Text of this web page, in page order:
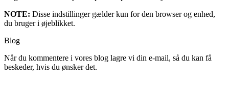
NOTE: Disse indstillinger gælder kun for den browser og enhed,
du bruger i øjeblikket.
Blog
Når du kommentere i vores blog lagre vi din e-mail, så du kan få
beskeder, hvis du ønsker det.